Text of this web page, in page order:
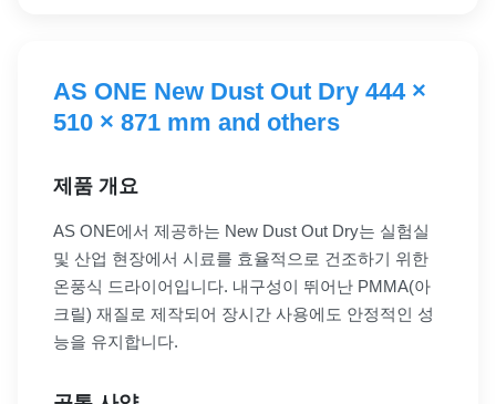
AS ONE New Dust Out Dry 444 ×
510 × 871 mm and others
제품 개요
AS ONE에서 제공하는 New Dust Out Dry는 실험실
및 산업 현장에서 시료를 효율적으로 건조하기 위한
온풍식 드라이어입니다. 내구성이 뛰어난 PMMA(아
크릴) 재질로 제작되어 장시간 사용에도 안정적인 성
능을 유지합니다.